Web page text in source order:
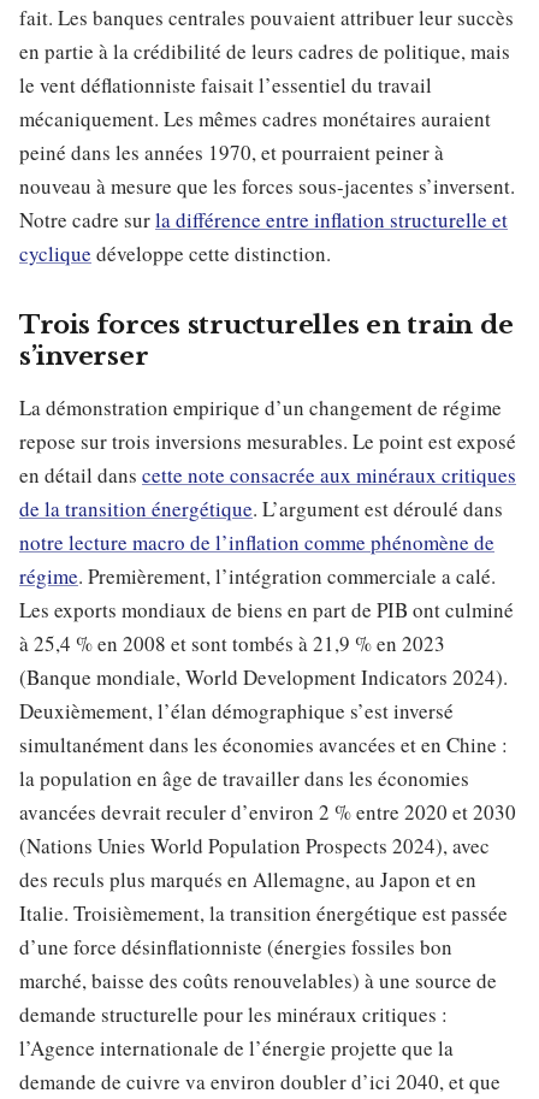
fait. Les banques centrales pouvaient attribuer leur succès
en partie à la crédibilité de leurs cadres de politique, mais
le vent déflationniste faisait l’essentiel du travail
mécaniquement. Les mêmes cadres monétaires auraient
peiné dans les années 1970, et pourraient peiner à
nouveau à mesure que les forces sous-jacentes s’inversent.
Notre cadre surla différence entre inflation structurelle et
cyclique développe cette distinction.
Trois forces structurelles en train de
s’inverser
La démonstration empirique d’un changement de régime
repose sur trois inversions mesurables. Le point est exposé
en détail dans cette note consacrée aux minéraux critiques
de la transition énergétique. L’argument est déroulé dans
notre lecture macro de l’inflation comme phénomène de
régime. Premièrement, l’intégration commerciale a calé.
Les exports mondiaux de biens en part de PIB ont culminé
à 25,4 % en 2008 et sont tombés à 21,9 % en 2023
(Banque mondiale, World Development Indicators 2024).
Deuxièmement, l’élan démographique s’est inversé
simultanément dans les économies avancées et en Chine :
la population en âge de travailler dans les économies
avancées devrait reculer d’environ 2 % entre 2020 et 2030
(Nations Unies World Population Prospects 2024), avec
des reculs plus marqués en Allemagne, au Japon et en
Italie. Troisièmement, la transition énergétique est passée
d’une force désinflationniste (énergies fossiles bon
marché, baisse des coûts renouvelables) à une source de
demande structurelle pour les minéraux critiques :
l’Agence internationale de l’énergie projette que la
demande de cuivre va environ doubler d’ici 2040, et que